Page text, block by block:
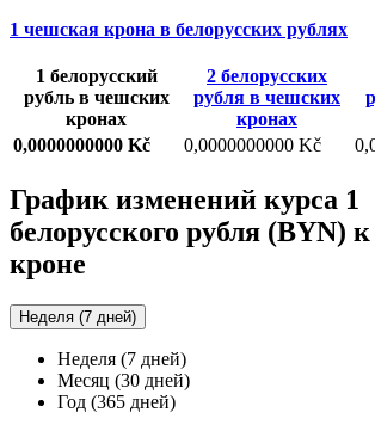
1 чешская крона в белорусских рублях
1 белорусский
рубль в чешских
кронах
2 белорусских
рубля в чешских
кронах
0,0000000000 Kč
0,0000000000 Kč
График изменений курса 1
белорусского рубля (BYN)
кроне
Неделя (7 дней)
Неделя (7 дней)
Месяц (30 дней)
Год (365 дней)